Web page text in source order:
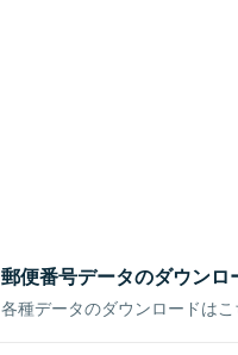
郵便番号データのダウンロ
各種データのダウンロードは